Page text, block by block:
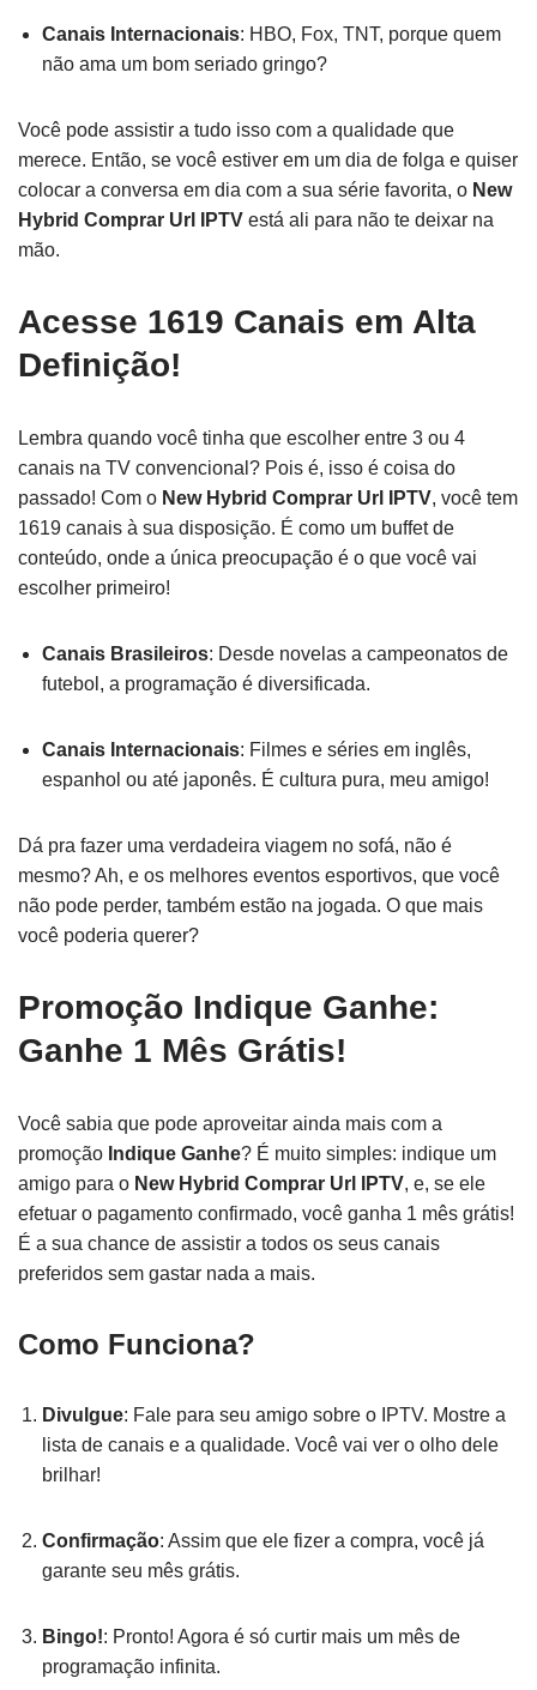
Canais Internacionais: HBO, Fox, TNT, porque quem
não ama um bom seriado gringo?
Você pode assistir a tudo isso com a qualidade que
merece. Então, se você estiver em um dia de folga e quiser
colocar a conversa em dia com a sua série favorita, o New
Hybrid Comprar Url IPTV está ali para não te deixar na
mão.
Acesse 1619 Canais em Alta
Definição!
Lembra quando você tinha que escolher entre 3 ou 4
canais na TV convencional? Pois é, isso é coisa do
passado! Com o New Hybrid Comprar Url IPTV, você tem
1619 canais à sua disposição. É como um buffet de
conteúdo, onde a única preocupação é o que você vai
escolher primeiro!
Canais Brasileiros: Desde novelas a campeonatos de
futebol, a programação é diversificada.
Canais Internacionais: Filmes e séries em inglês,
espanhol ou até japonês. É cultura pura, meu amigo!
Dá pra fazer uma verdadeira viagem no sofá, não é
mesmo? Ah, e os melhores eventos esportivos, que você
não pode perder, também estão na jogada. O que mais
você poderia querer?
Promoção Indique Ganhe:
Ganhe 1 Mês Grátis!
Você sabia que pode aproveitar ainda mais com a
promoção Indique Ganhe? É muito simples: indique um
amigo para o New Hybrid Comprar Url IPTV, e, se ele
efetuar o pagamento confirmado, você ganha 1 mês grátis!
É a sua chance de assistir a todos os seus canais
preferidos sem gastar nada a mais.
Como Funciona?
Divulgue: Fale para seu amigo sobre o IPTV. Mostre a
lista de canais e a qualidade. Você vai ver o olho dele
brilhar!
Confirmação: Assim que ele fizer a compra, você já
garante seu mês grátis.
Bingo!: Pronto! Agora é só curtir mais um mês de
programação infinita.